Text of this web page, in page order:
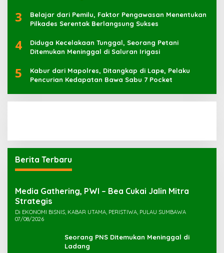
3
Belajar dari Pemilu, Faktor Pengawasan Menentukan
Pilkades Serentak Berlangsung Sukses
4
Diduga Kecelakaan Tunggal, Seorang Petani
Ditemukan Meninggal di Saluran Irigasi
5
Kabur dari Mapolres, Ditangkap di Lape, Pelaku
Pencurian Kedapatan Bawa Sabu 7 Pocket
Berita Terbaru
Media Gathering, PWI – Bea Cukai Jalin Mitra
Strategis
Di EKONOMI BISNIS, KABAR UTAMA, PERISTIWA, PULAU SUMBAWA
07/08/2026
Seorang PNS Ditemukan Meninggal di
Ladang